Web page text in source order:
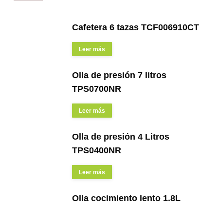
Cafetera 6 tazas TCF006910CT
Leer más
Olla de presión 7 litros
TPS0700NR
Leer más
Olla de presión 4 Litros
TPS0400NR
Leer más
Olla cocimiento lento 1.8L